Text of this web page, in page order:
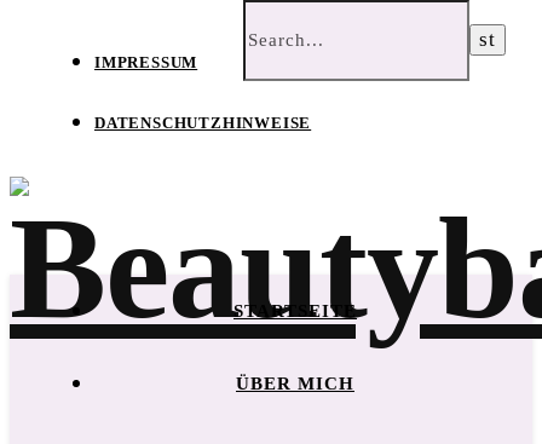
IMPRESSUM
DATENSCHUTZHINWEISE
STARTSEITE
ÜBER MICH